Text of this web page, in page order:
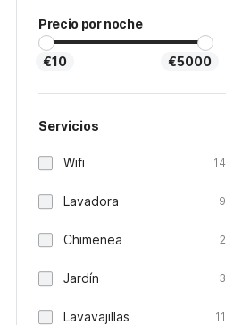
Precio por noche
€10 €5000
Servicios
Wifi 14
Lavadora 9
Chimenea 2
Jardín 3
Lavavajillas 11